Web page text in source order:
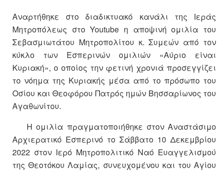
Αναρτήθηκε στο διαδικτυακό κανάλι της Ιεράς
Μητροπόλεως στο Youtube η αποψινή ομιλία του
Σεβασμιωτάτου Μητροπολίτου κ. Συμεών από τον
κύκλο των Εσπερινών ομιλιών «Αύριο είναι
Κυριακή», ο οποίος την φετινή χρονιά προσεγγίζει
το νόημα της Κυριακής μέσα από το πρόσωπο του
Οσίου και Θεοφόρου Πατρός ημών Βησσαρίωνος του
Αγαθωνίτου.
Η ομιλία πραγματοποιήθηκε στον Αναστάσιμο
Αρχιερατικό Εσπερινό το Σάββατο 10 Δεκεμβρίου
2022 στον Ιερό Μητροπολιτικό Ναό Ευαγγελισμού
της Θεοτόκου Λαμίας, συνευχομένου και του Αγίου